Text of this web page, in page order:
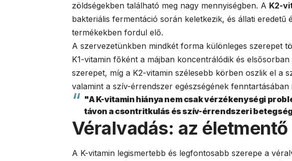
zöldségekben található meg nagy mennyiségben. A K2-
bakteriális fermentáció során keletkezik, és állati eredetű
termékekben fordul elő.
A szervezetünkben mindkét forma különleges szerepet
K1-vitamin főként a májban koncentrálódik és
szerepet, míg a K2-vitamin szélesebb körben oszlik el a
valamint a szív-érrendszer egészségének
"A K-vitamin hiánya nem csak vérzékenységi
távon a csontritkulás és szív-érrendszeri
Véralvadás: az
A K-vitamin legismertebb és legfontosabb szerepe a